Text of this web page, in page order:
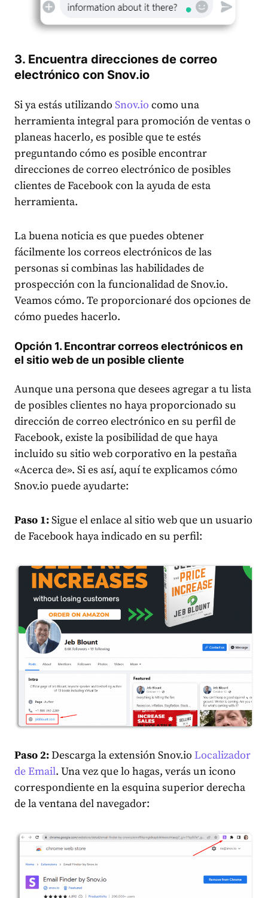
3. Encuentra direcciones de correo
electrónico con Snov.io
Si ya estás utilizando Snov.io como una
herramienta integral para promoción de ventas o
planeas hacerlo, es posible que te estés
preguntando cómo es posible encontrar
direcciones de correo electrónico de posibles
clientes de Facebook con la ayuda de esta
herramienta.
La buena noticia es que puedes obtener
fácilmente los correos electrónicos de las
personas si combinas las habilidades de
prospección con la funcionalidad de Snov.io.
Veamos cómo. Te proporcionaré dos opciones de
cómo puedes hacerlo.
Opción 1. Encontrar correos electrónicos en
el sitio web de un posible cliente
Aunque una persona que desees agregar a tu lista
de posibles clientes no haya proporcionado su
dirección de correo electrónico en su perfil de
Facebook, existe la posibilidad de que haya
incluido su sitio web corporativo en la pestaña
«Acerca de». Si es así, aquí te explicamos cómo
Snov.io puede ayudarte:
Paso 1:Sigue el enlace al sitio web que un usuario
de Facebook haya indicado en su perfil:
Paso 2:Descarga la extensión Snov.io Localizador
de Email. Una vez que lo hagas, verás un icono
correspondiente en la esquina superior derecha
de la ventana del navegador: